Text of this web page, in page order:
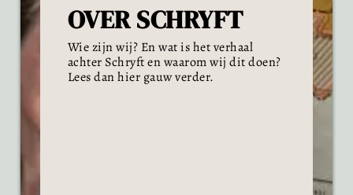
OVER SCHRYFT
Wie zijn wij? En wat is het verhaal
achter Schryft en waarom wij dit doen?
Lees dan hier gauw verder.